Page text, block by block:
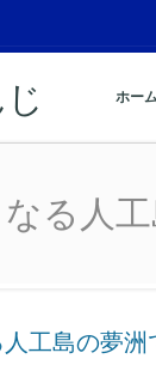
ホー
なる人
工島の夢洲